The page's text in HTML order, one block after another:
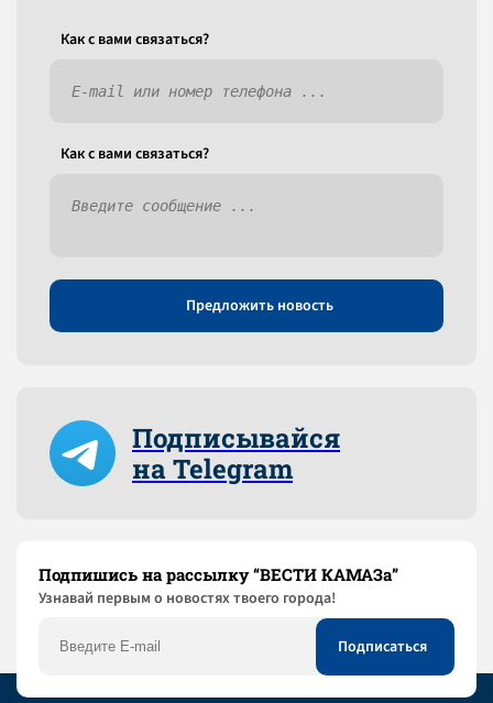
Как c вами связаться?
Как c вами связаться?
Предложить новость
Подписывайся
на Telegram
Подпишись на рассылку “ВЕСТИ КАМАЗа”
Узнaвай первым о новостях твоего города!